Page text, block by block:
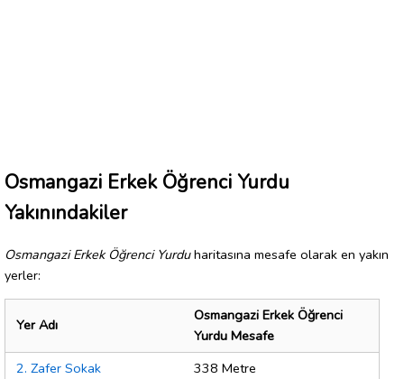
Osmangazi Erkek Öğrenci Yurdu
Yakınındakiler
Osmangazi Erkek Öğrenci Yurduharitasına mesafe olarak en yakın
yerler:
Yer Adı
Osmangazi Erkek Öğrenci
Yurdu Mesafe
2. Zafer Sokak
338 Metre